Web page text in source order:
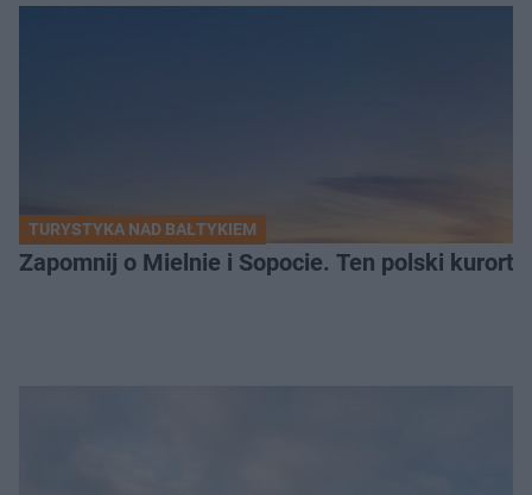
TURYSTYKA NAD BAŁTYKIEM
Zapomnij o Mielnie i Sopocie. Ten polski kurort